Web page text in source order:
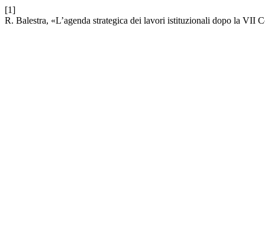
[1]
R. Balestra, «L’agenda strategica dei lavori istituzionali dopo la VII